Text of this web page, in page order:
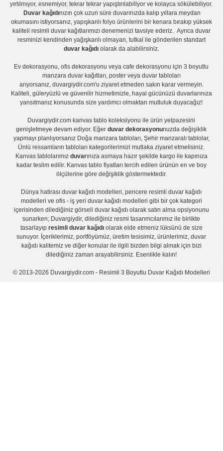
yırtılmıyor, esnemiyor, tekrar tekrar yapıştırılabiliyor ve kolayca sökülebiliyor.
Duvar kağıdınızın çok uzun süre duvarınızda kalıp yıllara meydan
okumasını istiyorsanız, yapışkanlı folyoürünlerini bir kenara bırakıp yüksek
kaliteli resimli duvar kağıtlarımızı denemenizi tavsiye ederiz. Ayrıca duvar
resminizi kendinden yağışkanlı olmayan, tutkal ile gönderilen standart
duvar kağıdıolarak da alabilirsiniz.
Ev dekorasyonu,ofis dekorasyonu veyacafe dekorasyonu için3 boyutlu
manzara duvar kağıtları, posterveya duvar tabloları
arıyorsanız, duvargiydir.com'u ziyaret etmeden sakın karar vermeyin.
Kaliteli, güleryüzlü ve güvenilir hizmetimizle, hayal gücünüzü duvarlarınıza
yansıtmanız konusunda size yardımcı olmaktan mutluluk duyacağız!
Duvargiydir.com kanvas tablo koleksiyonu ile ürün yelpazesini
genişletmeye devam ediyor. Eğerduvar dekorasyonunuzda değişiklik
yapmayı planlıyorsanız Doğa manzara tabloları, Şehir manzaralı tablolar,
Ünlü ressamların tabloları kategorilerimizi mutlaka ziyaret etmelisiniz.
Kanvas tablolarımız duvarınıza asmaya hazır şekilde kargo ile kapınıza
kadar teslim edilir. Kanvas tablo fiyatlarıtercih edilen ürünün en ve boy
ölçülerine göre değişiklik göstermektedir.
Dünya hatirası duvar kağıdı modelleri,pencere resimli duvar kağıdı
modelleri ve ofis - iş yeri duvar kağıdı modelleri gibi bir çok kategori
içerisinden dilediğiniz görseli duvar kağıdı olarak satın alma opsiyonunu
sunarken; Duvargiydir, dilediğiniz resmi tasarımcılarımız ile birlikte
tasarlayıp resimli duvar kağıdıolarak elde etmeniz lüksünü de size
sunuyor. İçeriklerimiz, portföyümüz, üretim tesisimiz, ürünlerimiz, duvar
kağıdı kalitemiz ve diğer konular ile ilgili bizden bilgi almak için bizi
dilediğiniz zaman arayabilirsiniz. Esenlikle kalın!
© 2013-2026 Duvargiydir.com - Resimli 3 Boyutlu Duvar Kağıdı Modelleri